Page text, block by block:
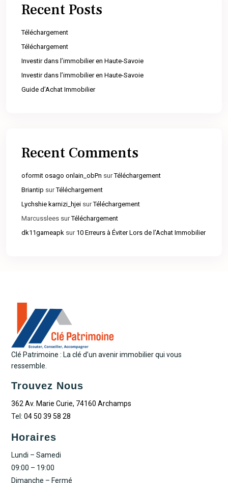
Recent Posts
Téléchargement
Téléchargement
Investir dans l’immobilier en Haute-Savoie
Investir dans l’immobilier en Haute-Savoie
Guide d’Achat Immobilier
Recent Comments
oformit osago onlain_obPn surTéléchargement
Briantip surTéléchargement
Lychshie karnizi_hjei surTéléchargement
Marcusslees surTéléchargement
dk11gameapk sur 10 Erreurs à Éviter Lors de l’Achat Immobilier
Clé Patrimoine : La clé d’un avenir immobilier qui vous
ressemble.
Trouvez Nous
362 Av. Marie Curie, 74160 Archamps
Tel:04 50 39 58 28
Horaires
Lundi – Samedi
09:00 – 19:00
Dimanche – Fermé